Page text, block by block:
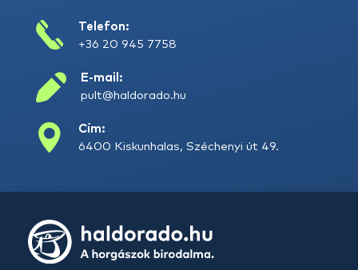
Telefon:
+36 20 945 7758
E-mail:
pult@haldorado.hu
Cím:
6400 Kiskunhalas, Széchenyi út 49.